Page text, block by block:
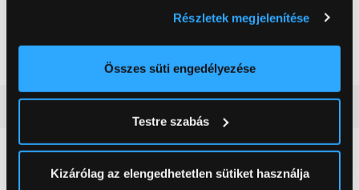
elhelyezkedéséről pár méteres pontossággal
Az Ön készülékén beazonosítása annak konkrét
módjairól és adja meg preferenciáit aRészletek
pontban. Bármikor módosíthatja vagy visszavonhatja a
Sütinyilatkozathoz való hozzájárulását.
Részletek megjelenítése
Összes süti engedélyezése
Testre szabás
Kizárólag az elengedhetetlen sütiket használja
kombinált hűtőszekrény
0